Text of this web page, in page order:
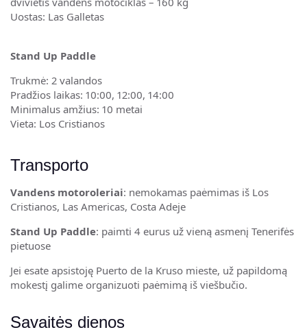
Uostas: Las Galletas
Stand Up Paddle
Trukmė: 2 valandos
Pradžios laikas: 10:00, 12:00, 14:00
Minimalus amžius: 10 metai
Vieta: Los Cristianos
Transporto
Vandens motoroleriai: nemokamas paėmimas iš Los
Cristianos, Las Americas, Costa Adeje
Stand Up Paddle: paimti 4 eurus už vieną asmenį Tenerifės
pietuose
Jei esate apsistoję Puerto de la Kruso mieste, už papildomą
mokestį galime organizuoti paėmimą iš viešbučio.
Savaitės dienos